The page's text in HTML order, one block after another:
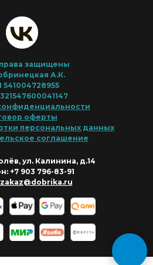
защищены
А.К.
оферты
персональных данных
соглашение
ул. Калинина, д.14
+7 903 796-83-91
zakaz@dobrika.ru